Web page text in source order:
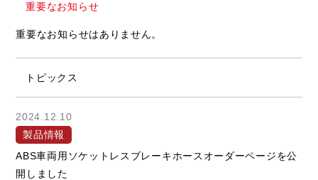
重要なお知らせ
重要なお知らせはありません。
トピックス
2024.12.10
製品情報
ABS車両用ソケットレスブレーキホースオーダーページを公
開しました